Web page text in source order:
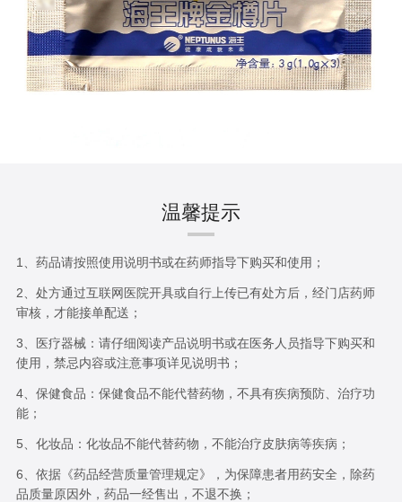
温馨提示
1、药品请按照使用说明书或在药师指导下购买和使用；
2、处方通过互联网医院开具或自行上传已有处方后，经门店药师
审核，才能接单配送；
3、医疗器械：请仔细阅读产品说明书或在医务人员指导下购买和
使用，禁忌内容或注意事项详见说明书；
4、保健食品：保健食品不能代替药物，不具有疾病预防、治疗功
能；
5、化妆品：化妆品不能代替药物，不能治疗皮肤病等疾病；
6、依据《药品经营质量管理规定》，为保障患者用药安全，除药
品质量原因外，药品一经售出，不退不换；